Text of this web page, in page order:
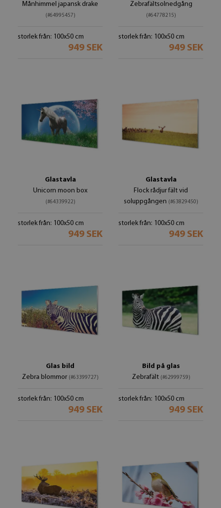
Månhimmel japansk drake
(#64995457)
storlek från: 100x50 cm
949 SEK
Zebrafältsolnedgång
(#64778215)
storlek från: 100x50 cm
949 SEK
Glastavla
Unicorn moon box
(#64339922)
storlek från: 100x50 cm
949 SEK
Glastavla
Flock rådjur fält vid
soluppgången (#63829450)
storlek från: 100x50 cm
949 SEK
Glas bild
Zebra blommor (#63399727)
storlek från: 100x50 cm
949 SEK
Bild på glas
Zebrafält (#62999759)
storlek från: 100x50 cm
949 SEK